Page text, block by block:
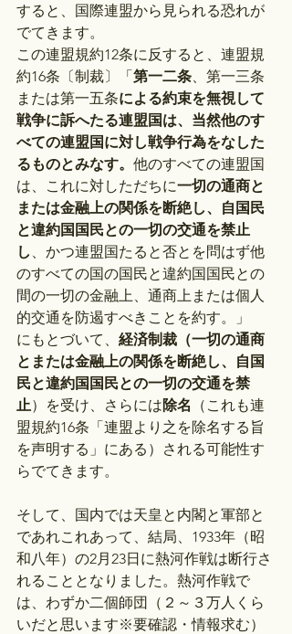
すると、国際連盟から見られる恐れが
でてきます。
この連盟規約12条に反すると、連盟規
約16条〔制裁〕「第一二条 、第一三条
または第一五条による約束を無視して
戦争に訴へたる連盟国は、当然他のす
べての連盟国に対し戦争行為をなした
るものとみなす。 他のすべての連盟国
は、これに対しただちに一切の通商と
または金融上の関係を断絶し、自国民
と違約国国民との一切の交通を禁止
し
、かつ連盟国たると否とを問はず他
のすべての国の国民と違約国国民との
間の一切の金融上、通商上または個人
的交通を防遏すべきことを約す。」
にもとづいて、 経済制裁（一切の通商
とまたは金融上の関係を断絶し、自国
民と違約国国民との一切の交通を禁
止）を受け、さらには除名
（これも連
盟規約16条「連盟より之を除名する旨
を声明する」にある）される可能性す
らでてきます。
そして、国内では天皇と内閣と軍部と
であれこれあって、結局、1933年（昭
和八年）の2月23日に熱河作戦は断行さ
れることとなりました。熱河作戦で
は、わずか二個師団（２～３万人くら
いだと思います※要確認・情報求む）